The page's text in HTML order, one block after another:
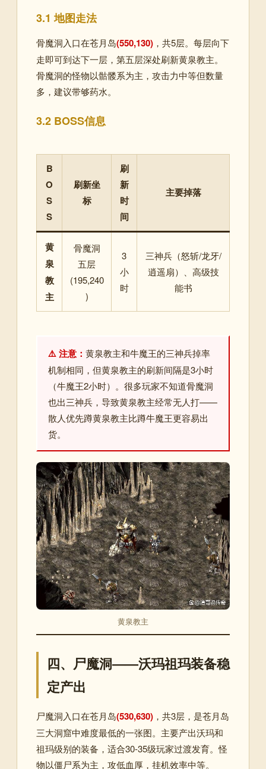
3.1 地图走法
骨魔洞入口在苍月岛(550,130) ，共5层。每层向下
走即可到达下一层，第五层深处刷新黄泉教主。
骨魔洞的怪物以骷髅系为主，攻击力中等但数量
多，建议带够药水。
3.2 BOSS信息
B
O
S
S
刷新坐
标
刷
新
时
间
主要掉落
黄
泉
教
主
骨魔洞
五层
(195,240
)
3
小
时
三神兵（怒斩/龙牙/
逍遥扇）、高级技
能书
⚠️ 注意： 黄泉教主和牛魔王的三神兵掉率
机制相同，但黄泉教主的刷新间隔是3小时
（牛魔王2小时）。很多玩家不知道骨魔洞
也出三神兵，导致黄泉教主经常无人打——
散人优先蹲黄泉教主比蹲牛魔王更容易出
货。
黄泉教主
四、尸魔洞——沃玛祖玛装备稳
定产出
尸魔洞入口在苍月岛(530,630) ，共3层，是苍月岛
三大洞窟中难度最低的一张图。主要产出沃玛和
祖玛级别的装备，适合30-35级玩家过渡发育。怪
物以僵尸系为主，攻低血厚，挂机效率中等。